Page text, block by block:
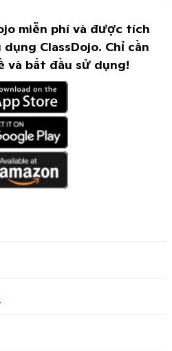
miễn phí và được tích
ClassDojo. Chỉ cần
và bắt đầu sử dụng!